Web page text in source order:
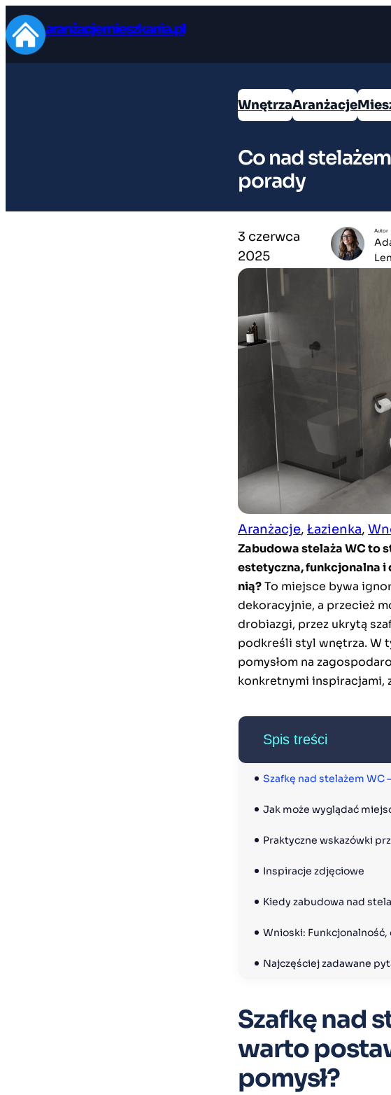
Przejdź
do
treści
aranżacjemieszkania.pl
WnętrzaAranżacje
Co nad
porady
3 czerwca
2025
Autor
Aranżacje, Łazienka,
Zabudowa stelaża WC to
estetyczna, funkcjonalna i
nią?To miejsce bywa
dekoracyjnie, a przecież
drobiazgi, przez ukrytą
podkreśli styl wnętrza. W
pomysłom na
konkretnymi inspiracjami,
Spis treści
Szafkę nad stelażem WC
Jak może wyglądać
Praktyczne wskazówki
Inspiracje zdjęciowe
Kiedy zabudowa nad
Wnioski:
Najczęściej zadawane
Szafkę nad
warto
pomysł?